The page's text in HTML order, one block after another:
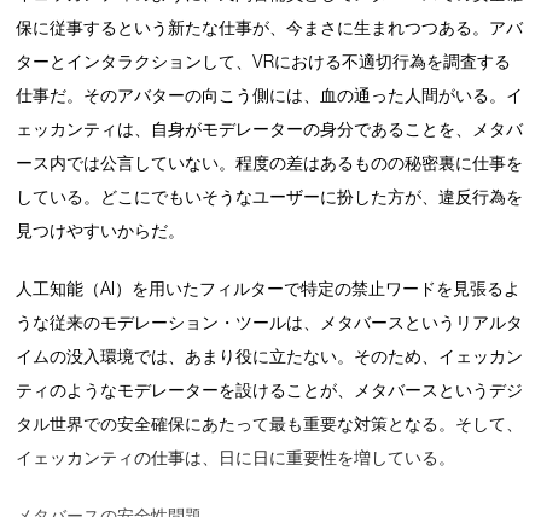
保に従事するという新たな仕事が、今まさに生まれつつある。アバ
ターとインタラクションして、VRにおける不適切行為を調査する
仕事だ。そのアバターの向こう側には、血の通った人間がいる。イ
ェッカンティは、自身がモデレーターの身分であることを、メタバ
ース内では公言していない。程度の差はあるものの秘密裏に仕事を
している。どこにでもいそうなユーザーに扮した方が、違反行為を
見つけやすいからだ。
人工知能（AI）を用いたフィルターで特定の禁止ワードを見張るよ
うな従来のモデレーション・ツールは、メタバースというリアルタ
イムの没入環境では、あまり役に立たない。そのため、イェッカン
ティのようなモデレーターを設けることが、メタバースというデジ
タル世界での安全確保にあたって最も重要な対策となる。そして、
イェッカンティの仕事は、日に日に重要性を増している。